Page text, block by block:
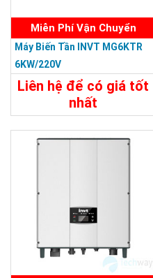
Miễn Phí Vận Chuyển
Máy Biến Tần INVT MG6KTR
6KW/220V
Liên hệ để có giá tốt
nhất